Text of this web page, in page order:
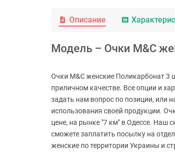
Описание
Модель – Очки M&C
Очки M&C женские Поликарбонат 3
приличном качестве. Все опции и
задать нам вопрос по позиции, или
использования своей продукции.
цене, на рынке "7 км" в Одессе. Наш
сможете заплатить посылку на
женские по территории Украины и